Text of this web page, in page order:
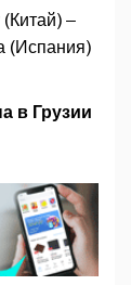
–
(Испания)
в Грузии